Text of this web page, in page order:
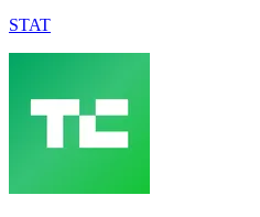
STAT